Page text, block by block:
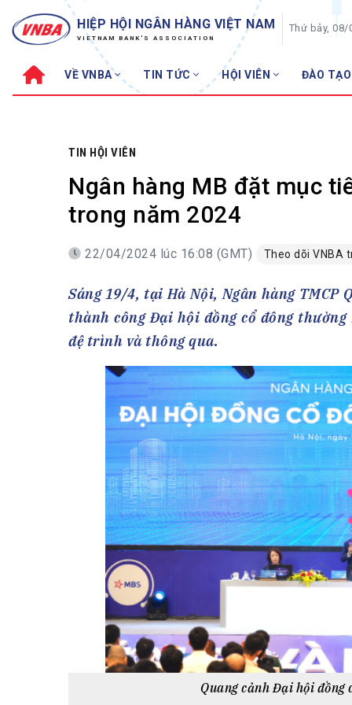
HIỆP HỘI NGÂN HÀNG VIỆT NAM
VIETNAM BANK'S ASSOCIATION
Thứ bảy, 08/
VỀ VNBA TIN TỨC HỘI VIÊN ĐÀO
Sơ đồ tổ chức
Hội đồng Hiệp hội
Thường trực Hiệp hội
Cơ quan Thường trực
VNBA các thời kỳ
Thành tích – Giải thưởng
30 năm
Tin ngành
Đào tạo
Fintech
Đấu giá
Thanh
Nhà
Cơ hội
GÓP Ý CHÍNH SÁCH
Tư vấn – Hỏi đáp
Tra cứu văn bản
ĐẤU GIÁ
TIN HỘI VIÊN
Ngân hàng MB đặt mục
trong năm 2024
22/04/2024 lúc 16:08 (GMT) Theo dõi VNBA
Sáng 19/4, tại Hà Nội, Ngân hàng TMCP
thành công Đại hội đồng cổ đông
đệ trình và thông qua.
Quang cảnh Đại hội đồng